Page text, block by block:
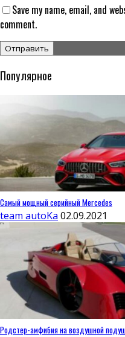
Save my name, email, and
comment.
Популярное
Самый мощный серийный Mercedes
team autoKa 02.09.2021
Родстер-амфибия на воздушной